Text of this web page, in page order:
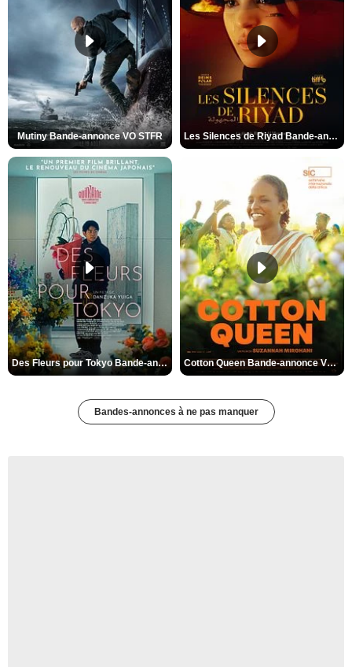
Mutiny Bande-annonce VO STFR Les Silences de Riyad Bande-annonce VO STFR
Des Fleurs pour Tokyo Bande-annonce VO STFR Cotton Queen Bande-annonce VO STFR
Bandes-annonces à ne pas manquer